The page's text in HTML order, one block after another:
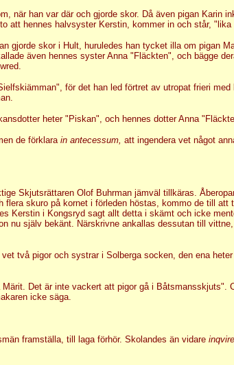
han var där och gjorde skor. Då även pigan Karin
att hennes halvsyster Kerstin, kommer in och står, "lika
skor i Hult, huruledes han tycket illa om pigan
även hennes syster Anna "Fläckten", och bägge
för det han led förtret av utropat frieri
heter "Piskan", och hennes dotter Anna
de förklara in antecessum, att ingendera vet något
Skjutsrättaren Olof Buhrman jämväl tillkäras.
skuro på kornet i förleden höstas, kommo de till
i Kongsryd sagt allt detta i skämt och icke
själv bekänt. Närskrivne ankallas dessutan till
två pigor och systrar i Solberga socken, den ena
Det är inte vackert att pigor gå i Båtsmansskjuts".
icke säga.
framställa, till laga förhör. Skolandes än vidare